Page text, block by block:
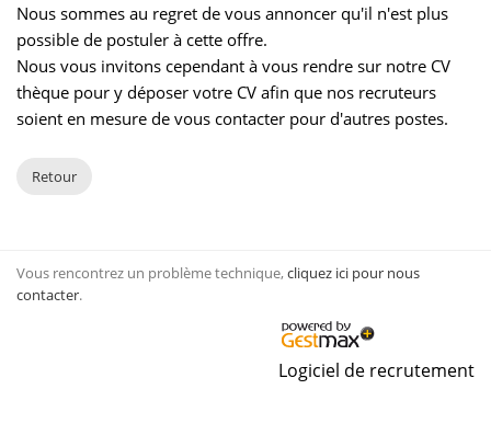
Nous sommes au regret de vous annoncer qu'il n'est plus
possible de postuler à cette offre.
Nous vous invitons cependant à vous rendre sur notre CV
thèque pour y déposer votre CV afin que nos recruteurs
soient en mesure de vous contacter pour d'autres postes.
Retour
Vous rencontrez un problème technique,cliquez ici pour nous
contacter.
Logiciel de recrutement